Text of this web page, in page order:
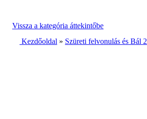
Vissza a kategória áttekintőbe
Kezdőoldal » Szüreti felvonulás és Bál